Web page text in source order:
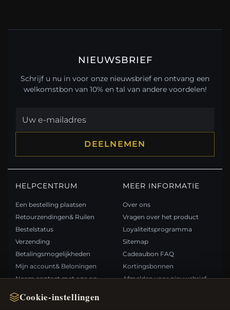
Cookie-instellingen
NIEUWSBRIEF
Schrijf u nu in voor onze nieuwsbrief en ontvang een
welkomstbon van 10% en tal van andere voordelen!
DEELNEMEN
HELPCENTRUM
Een bestelling plaatsen
Retourzendingen& Ruilen
Bestelstatus
Verzending
Betalingsmogelijkheden
Mijn account& Beloningen
Neem contact met ons op
MEER INFORMATIE
Over ons
Vragen over het product
Loyaliteitsprogramma
Sitemap
Cadeaubon FAQ
Kortingsbonnen
Afmelden voor nieuwsbrief